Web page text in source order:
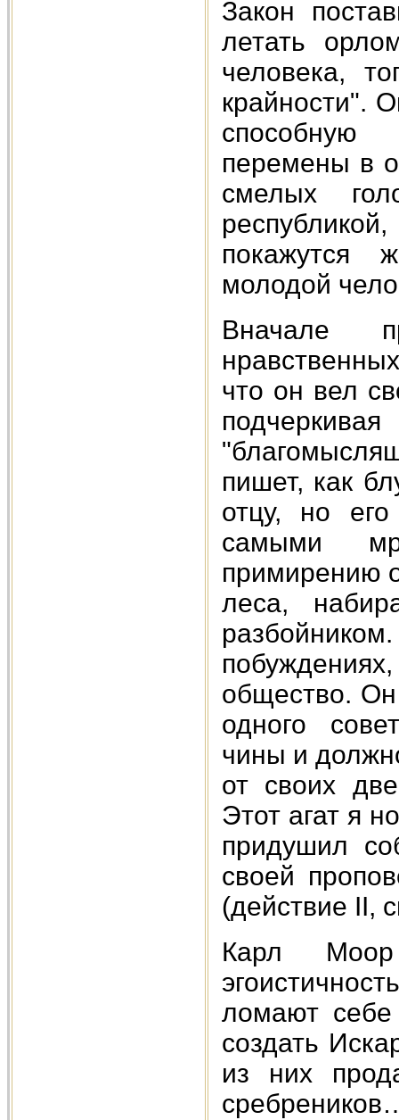
Закон
летать
человека,
крайности".
способную
перемены в
смелых
покажутся
молодой
Вначале
что он вел
пишет, как
отцу, но
самыми
примирению
леса,
общество.
одного
чины и
от своих
Этот агат я
придушил
своей
(действие II,
Карл Моор
ломают
создать
из них